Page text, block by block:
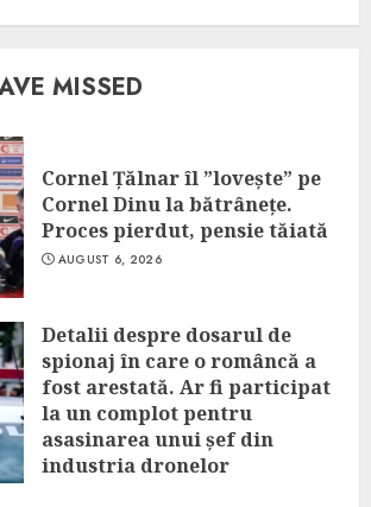
MISSED
Cornel Țălnar îl ”lovește” pe
Cornel Dinu la bătrânețe.
Proces pierdut, pensie tăiată
AUGUST 6, 2026
Detalii despre dosarul de
spionaj în care o româncă a
fost arestată. Ar fi participat
la un complot pentru
asasinarea unui șef din
industria dronelor